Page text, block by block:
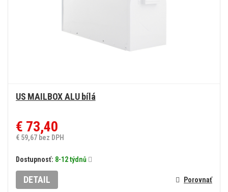
US MAILBOX ALU bílá
€ 73,40
€ 59,67 bez DPH
Dostupnosť: 8-12 týdnů
DETAIL Porovnať